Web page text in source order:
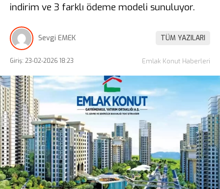
indirim ve 3 farklı ödeme modeli sunuluyor.
Sevgi EMEK TÜM YAZILARI
Giriş: 23-02-2026 18:23 Emlak Konut Haberleri